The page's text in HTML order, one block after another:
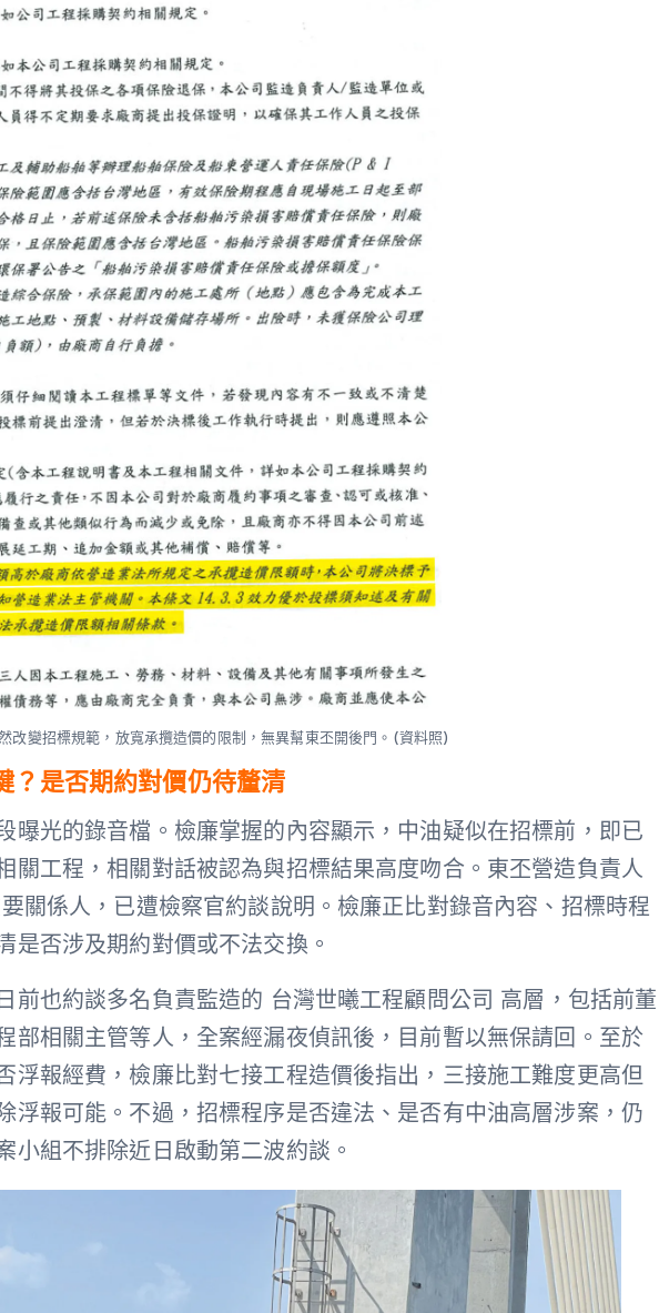
改變招標規範，放寬承攬造價的限制，無異幫東丕開後門。(資料照)
？是否期約對價仍待釐清
曝光的錄音檔。檢廉掌握的內容顯示，中油疑似在招標前，即已
關工程，相關對話被認為與招標結果高度吻合。東丕營造負責人
關係人，已遭檢察官約談說明。檢廉正比對錄音內容、招標時程
是否涉及期約對價或不法交換。
前也約談多名負責監造的 台灣世曦工程顧問公司 高層，包括前董
部相關主管等人，全案經漏夜偵訊後，目前暫以無保請回。至於
浮報經費，檢廉比對七接工程造價後指出，三接施工難度更高但
浮報可能。不過，招標程序是否違法、是否有中油高層涉案，仍
小組不排除近日啟動第二波約談。